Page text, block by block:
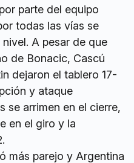
parte del equipo
todas las vías se
A pesar de que
de Bonacic, Cascú
dejaron el tablero 17-
y ataque
se arrimen en el cierre,
en el giro y la
más parejo y Argentina